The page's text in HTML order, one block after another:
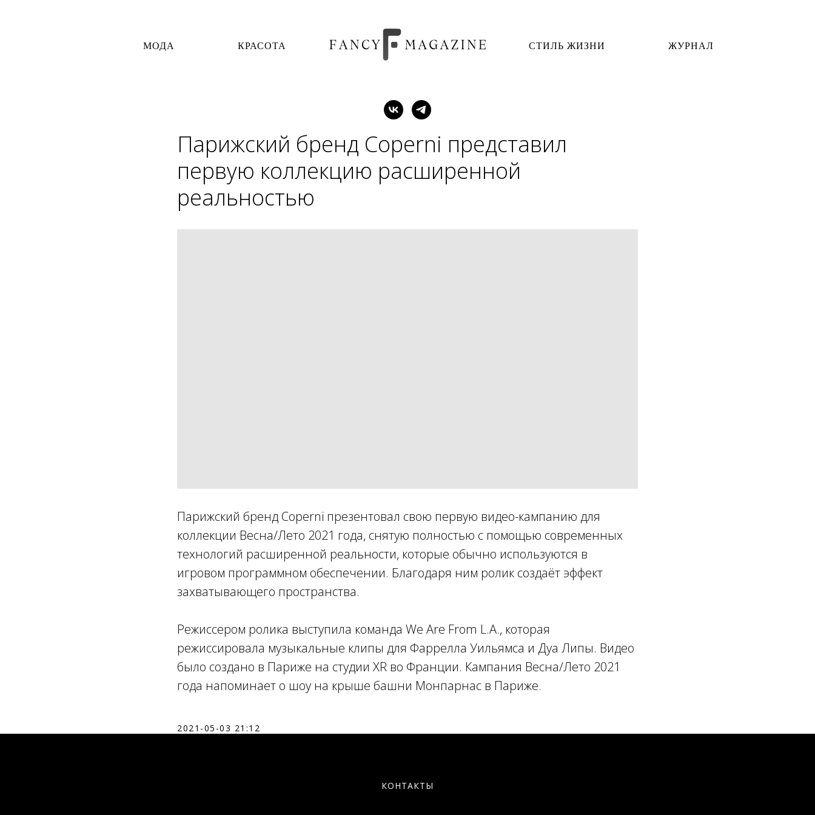
МОДА КРАСОТА СТИЛЬ ЖИЗНИ ЖУРНАЛ
Парижский бренд Coperni представил
первую коллекцию расширенной
реальностью
Парижский бренд Coperni презентовал свою первую видео-кампанию для
коллекции Весна/Лето 2021 года, снятую полностью с помощью современных
технологий расширенной реальности, которые обычно используются в
игровом программном обеспечении. Благодаря ним ролик создаёт эффект
захватывающего пространства.
Режиссером ролика выступила команда We Are From L.A., которая
режиссировала музыкальные клипы для Фаррелла Уильямса и Дуа Липы. Видео
было создано в Париже на студии XR во Франции. Кампания Весна/Лето 2021
года напоминает о шоу на крыше башни Монпарнас в Париже.
2021-05-03 21:12
КОНТАКТЫ